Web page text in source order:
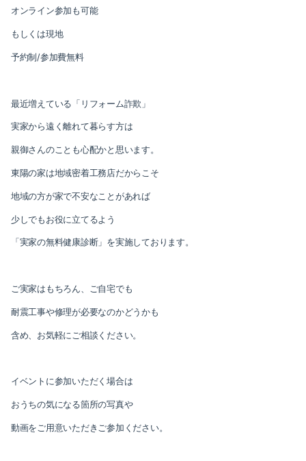
オンライン参加も可能
もしくは現地
予約制 /参加費無料
最近増えている「リフォーム詐欺」
実家から遠く離れて暮らす方は
親御さんのことも心配かと思います。
東陽の家は地域密着工務店だからこそ
地域の方が家で不安なことがあれば
少しでもお役に立てるよう
「実家の無料健康診断」を実施しております。
ご実家はもちろん、ご自宅でも
耐震工事や修理が必要なのかどうかも
含め、お気軽にご相談ください。
イベントに参加いただく場合は
おうちの気になる箇所の写真や
動画をご用意いただきご参加ください。